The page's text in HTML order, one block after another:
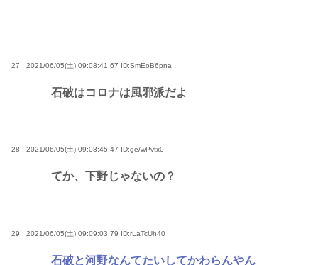
27 : 2021/06/05(土) 09:08:41.67 ID:SmEoB6pna
石破はコロナは風邪派だよ
28 : 2021/06/05(土) 09:08:45.47 ID:ge/wPvtx0
てか、下野じゃないの？
29 : 2021/06/05(土) 09:09:03.79 ID:rLaTcUh40
石破と河野なんてたいしてかわらんやん